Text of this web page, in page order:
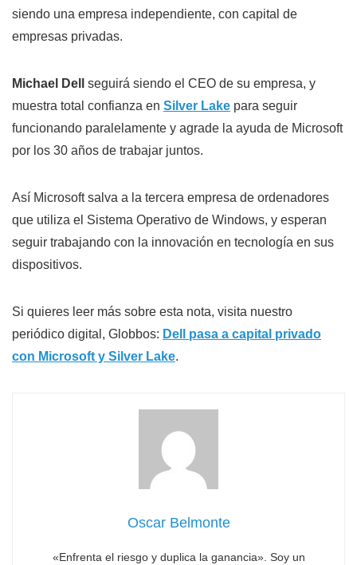
siendo una empresa independiente, con capital de
empresas privadas.
Michael Dell
seguirá siendo el CEO de su empresa, y
muestra total confianza en Silver Lake para seguir
funcionando paralelamente y agrade la ayuda de Microsoft
por los 30 años de trabajar juntos.
Así Microsoft salva a la tercera empresa de ordenadores
que utiliza el Sistema Operativo de Windows, y esperan
seguir trabajando con la innovación en tecnología en sus
dispositivos.
Si quieres leer más sobre esta nota, visita nuestro
periódico digital, Globbos: Dell pasa a capital privado
con Microsoft y Silver Lake.
Oscar Belmonte
«Enfrenta el riesgo y duplica la ganancia». Soy un